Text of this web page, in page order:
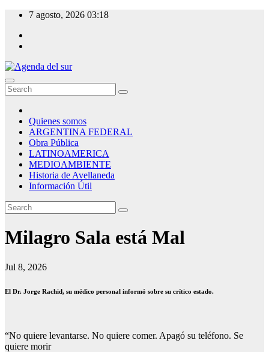
Skip
content
7 agosto, 2026 03:18
Agenda del sur
Quienes somos
ARGENTINA FEDERAL
Obra Pública
LATINOAMERICA
MEDIOAMBIENTE
Historia de Avellaneda
Información Útil
Milagro Sala está Mal
Jul 8, 2026
El Dr. Jorge Rachid, su médico personal informó sobre su crítico estado.
“No quiere levantarse. No quiere comer. Apagó su teléfono. Se
quiere morir